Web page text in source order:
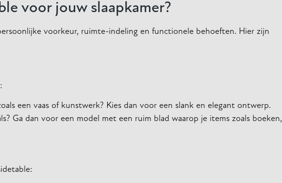
voor jouw slaapkamer?
voorkeur, ruimte-indeling en functionele behoeften. Hier zijn
een vaas of kunstwerk? Kies dan voor een slank en elegant ontwerp.
Ga dan voor een model met een ruim blad waarop je items zoals boeken,